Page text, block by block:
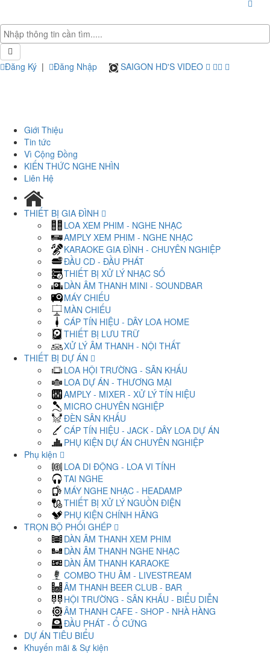
Đăng Ký | Đăng Nhập SAIGON HD'S VIDEO
Giới Thiệu
Tin tức
Vì Cộng Đồng
KIẾN THỨC NGHE NHÌN
Liên Hệ
THIẾT BỊ GIA ĐÌNH
LOA XEM PHIM - NGHE NHẠC
AMPLY XEM PHIM - NGHE NHẠC
KARAOKE GIA ĐÌNH - CHUYÊN NGHIỆP
ĐẦU CD - ĐẦU PHÁT
THIẾT BỊ XỬ LÝ NHẠC SỐ
DÀN ÂM THANH MINI - SOUNDBAR
MÁY CHIẾU
MÀN CHIẾU
CÁP TÍN HIỆU - DÂY LOA HOME
THIẾT BỊ LƯU TRỮ
XỬ LÝ ÂM THANH - NỘI THẤT
THIẾT BỊ DỰ ÁN
LOA HỘI TRƯỜNG - SÂN KHẤU
LOA DỰ ÁN - THƯƠNG MẠI
AMPLY - MIXER - XỬ LÝ TÍN HIỆU
MICRO CHUYÊN NGHIỆP
ĐÈN SÂN KHẤU
CÁP TÍN HIỆU - JACK - DÂY LOA DỰ ÁN
PHỤ KIỆN DỰ ÁN CHUYÊN NGHIỆP
Phụ kiện
LOA DI ĐỘNG - LOA VI TÍNH
TAI NGHE
MÁY NGHE NHẠC - HEADAMP
THIẾT BỊ XỬ LÝ NGUỒN ĐIỆN
PHỤ KIỆN CHÍNH HÃNG
TRỌN BỘ PHỐI GHÉP
DÀN ÂM THANH XEM PHIM
DÀN ÂM THANH NGHE NHẠC
DÀN ÂM THANH KARAOKE
COMBO THU ÂM - LIVESTREAM
ÂM THANH BEER CLUB - BAR
HỘI TRƯỜNG - SÂN KHẤU - BIỂU DIỄN
ÂM THANH CAFE - SHOP - NHÀ HÀNG
ĐẦU PHÁT - Ổ CỨNG
DỰ ÁN TIÊU BIỂU
Khuyến mãi & Sự kiện